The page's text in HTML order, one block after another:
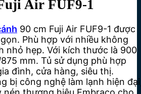
Air FUF9-1
90 cm Fuji Air FUF9-1 được
Phù hợp với nhiều không
nhỏ hẹp. Với kích thước là 900
mm. Tủ sử dụng phù hợp
đình, cửa hàng, siêu thị.
bị công nghệ làm lạnh hiện